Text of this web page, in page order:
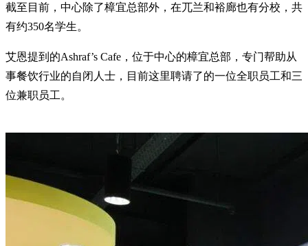
截至目前，中心除了樟宜总部外，在兀兰和裕廊也有分校，共
有约350名学生。
艾恩提到的Ashraf’s Cafe，位于中心的樟宜总部，专门帮助从
事餐饮行业的自闭人士，目前这里聘请了的一位全职员工和三
位兼职员工。